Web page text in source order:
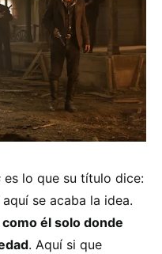
es lo que su título dice:
se acaba la idea.
él solo donde
. Aquí si que